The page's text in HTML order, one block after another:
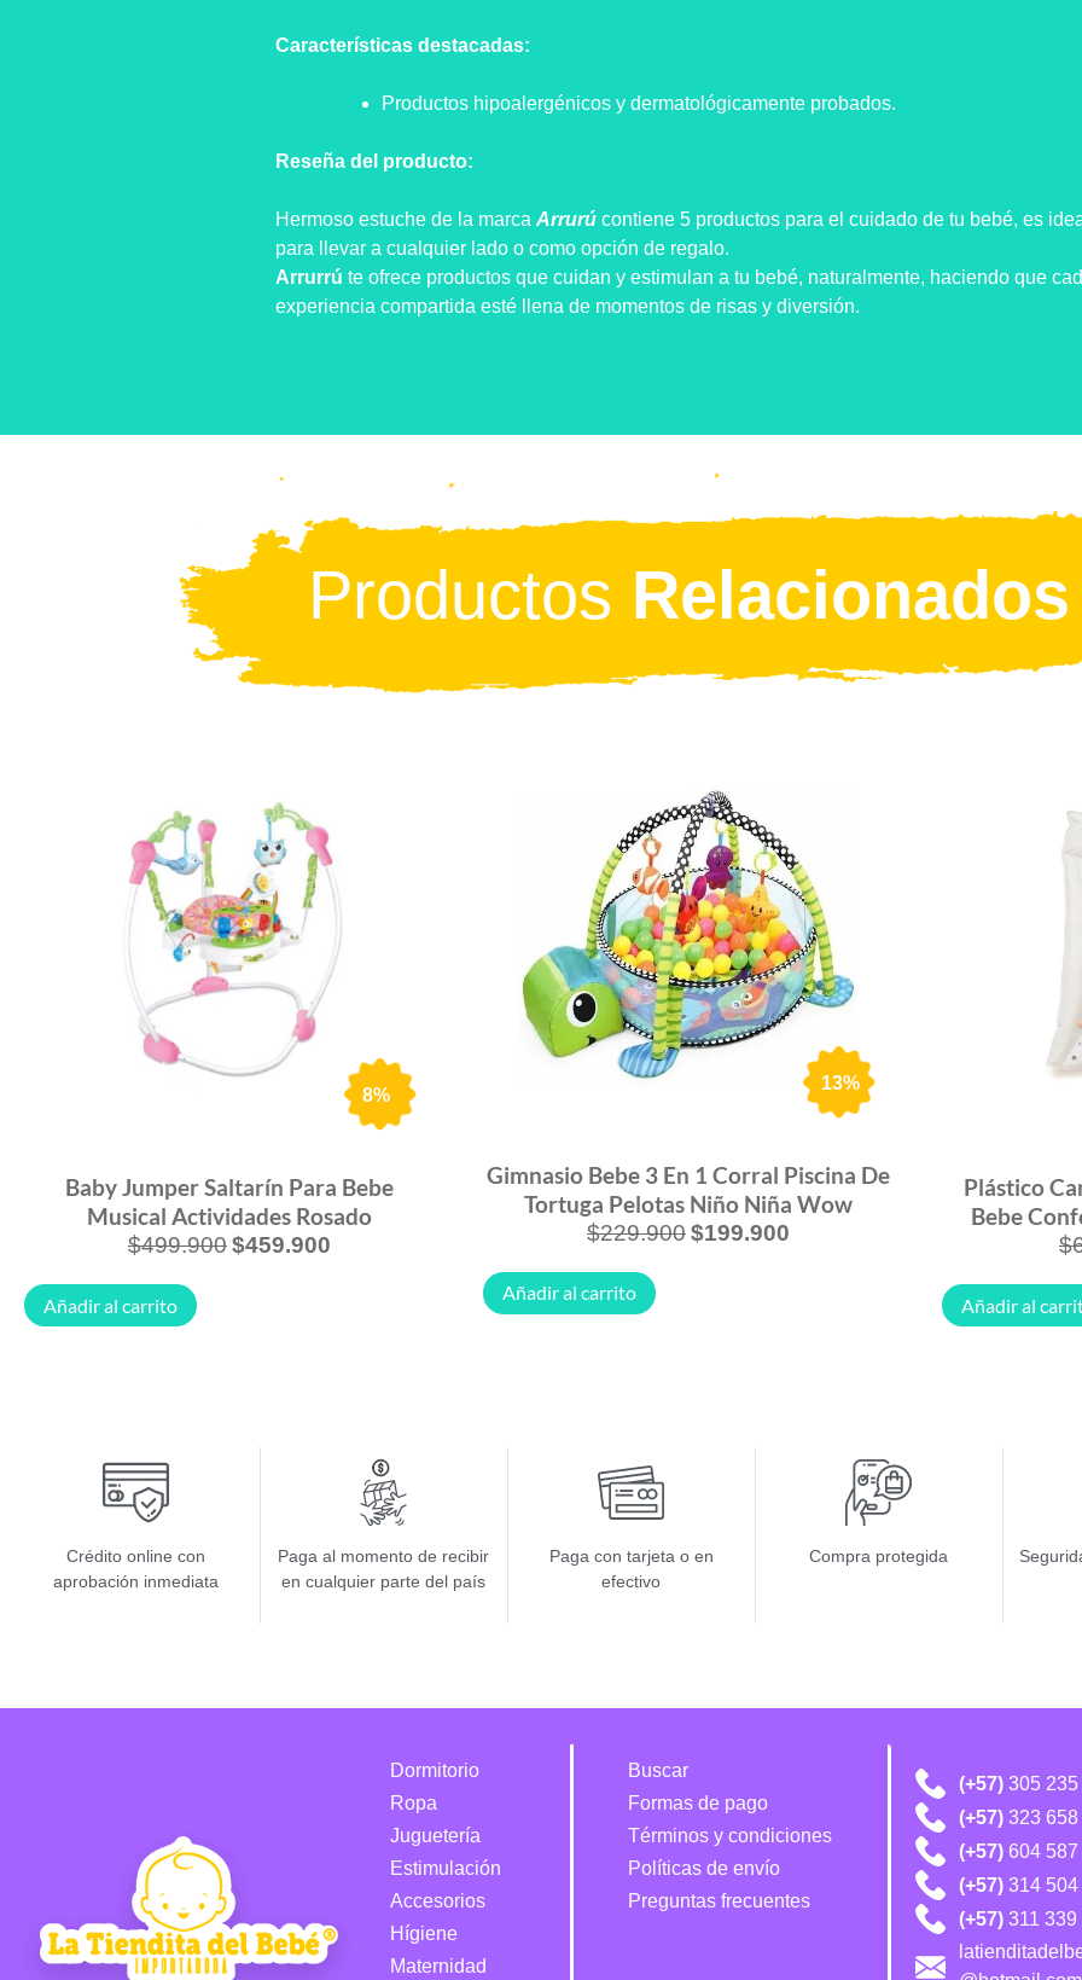
Características destacadas:
Productos hipoalergénicos y dermatológicamente probados.
Reseña del producto:
Hermoso estuche de la marca Arrurú contiene 5 productos para el cuidado de tu bebé, es
para llevar a cualquier lado o como opción de regalo.
Arrurrú te ofrece productos que cuidan y estimulan a tu bebé, naturalmente, haciendo que
experiencia compartida esté llena de momentos de risas y diversión.
Productos Relacionados
8%
Baby Jumper Saltarín Para Bebe
Musical Actividades Rosado
$499.900$459.900
Añadir al carrito
13%
Gimnasio Bebe 3 En 1 Corral Piscina De
Tortuga Pelotas Niño Niña Wow
$229.900$199.900
Añadir al carrito
Plástico
Bebe
$
Añadir al
Crédito online con
aprobación inmediata
Paga al momento de recibir
en cualquier parte del país
Paga con tarjeta o en
efectivo
Compra protegida
Dormitorio
Ropa
Juguetería
Estimulación
Accesorios
Hígiene
Maternidad
Buscar
Formas de pago
Términos y condiciones
Políticas de envío
Preguntas frecuentes
(+57)305 235
(+57)323 658
(+57)604 587
(+57)314 504
(+57)311 339